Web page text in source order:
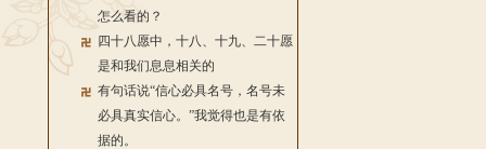
怎么看的？
四十八愿中，十八、十九、二十愿
是和我们息息相关的
有句话说“信心必具名号，名号未
必具真实信心。”我觉得也是有依
据的。